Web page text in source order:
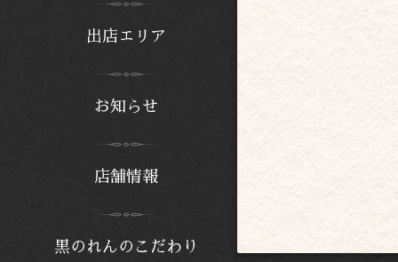
出店エリア
お知らせ
店舗情報
黒のれんのこだわり